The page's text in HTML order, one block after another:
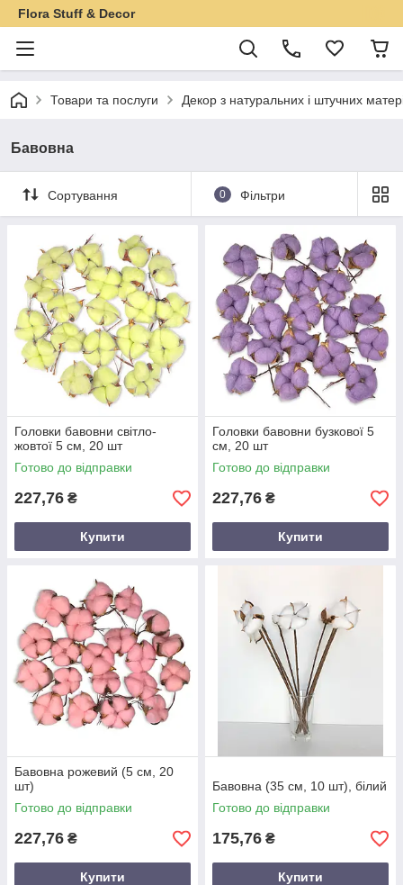
Flora Stuff & Decor
Товари та послуги Декор з натуральних і штучних
Бавовна
Сортування 0 Фільтри
Головки бавовни світло-
жовтої 5 см, 20 шт
Готово до відправки
227,76 ₴
Купити
Головки бавовни бузкової 5
см, 20 шт
Готово до відправки
227,76 ₴
Купити
Бавовна рожевий (5 см, 20
шт)
Готово до відправки
227,76 ₴
Купити
Бавовна (35 см, 10 шт), білий
Готово до відправки
175,76 ₴
Купити